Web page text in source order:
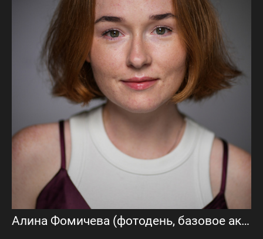
Алина Фомичева (фотодень, базовое актерское портфолио)